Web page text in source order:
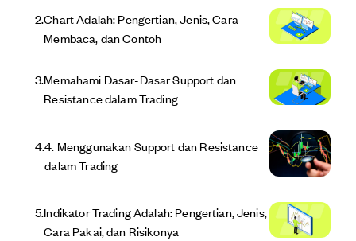
2.Chart Adalah: Pengertian, Jenis, Cara
Membaca, dan Contoh
3.Memahami Dasar-Dasar Support dan
Resistance dalam Trading
4.4. Menggunakan Support dan Resistance
dalam Trading
5.Indikator Trading Adalah: Pengertian, Jenis,
Cara Pakai, dan Risikonya